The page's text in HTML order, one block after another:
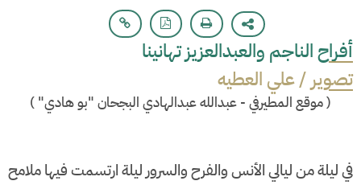
أفراح الناجم والعبدالعزيز تهانينا
تصوير / علي العطيه
(موقع المطيرفي - عبدالله عبدالهادي البجحان "بو هادي" )
في ليلة من ليالي الأنس والفرح والسرور ليلة ارتسمت فيها ملامح